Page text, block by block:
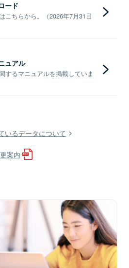
ード
こちらから。（2026年7月31日
ュアル
するマニュアルを掲載していま
いるデータについて
案内